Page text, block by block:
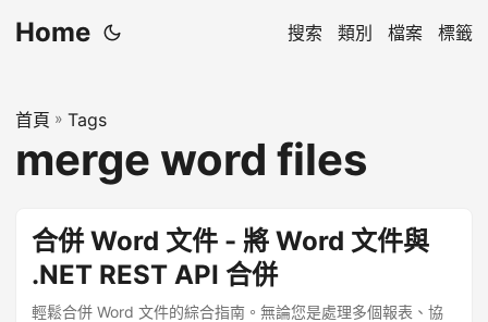
Home 搜索 類別 檔案 標籤
首頁 » Tags
merge word files
合併 Word 文件 - 將 Word 文件與
.NET REST API 合併
輕鬆合併 Word 文件的綜合指南。無論您是處理多個報表、協